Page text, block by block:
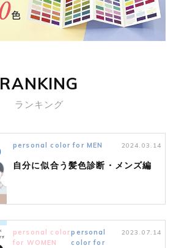
RANKING
ランキング
personal color for MEN 2024.03.14
自分に似合う髪色診断・メンズ編
personal color
for WOMEN
personal
color for
2023.07.14